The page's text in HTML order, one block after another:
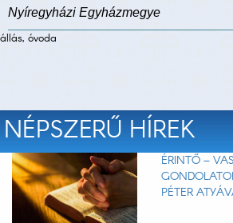
Nyíregyházi Egyházmegye
állás, óvoda
NÉPSZERŰ HÍREK
ÉRINTŐ –
PÉTER